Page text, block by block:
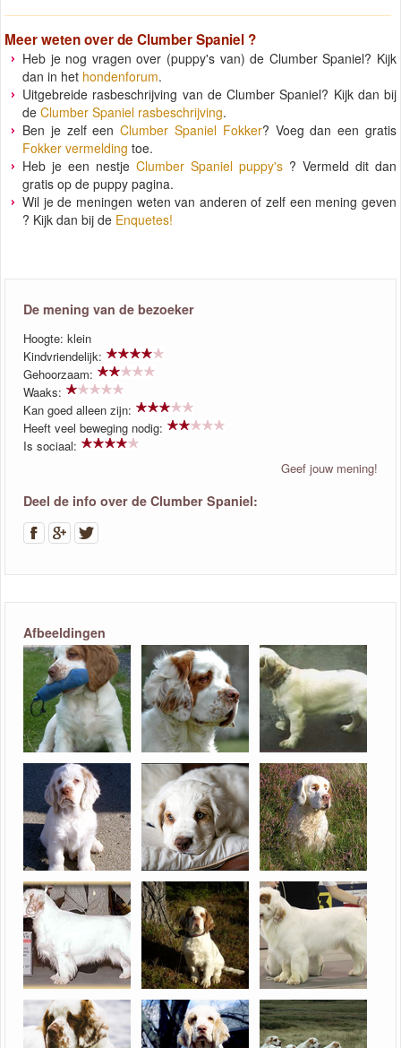
Meer weten over de Clumber Spaniel ?
Heb je nog vragen over (puppy's van) de Clumber Spaniel? Kijk
dan in het hondenforum.
Uitgebreide rasbeschrijving van de Clumber Spaniel? Kijk dan bij
de Clumber Spaniel rasbeschrijving.
Ben je zelf eenClumber Spaniel Fokker? Voeg dan een gratis
Fokker vermelding toe.
Heb je een nestje Clumber Spaniel puppy's ? Vermeld dit dan
gratis op de puppy pagina.
Wil je de meningen weten van anderen of zelf een mening geven
? Kijk dan bij de Enquetes!
De mening van de bezoeker
Hoogte: klein
Kindvriendelijk:
Gehoorzaam:
Waaks:
Kan goed alleen zijn:
Heeft veel beweging nodig:
Is sociaal:
Geef jouw mening!
Deel de info over de Clumber Spaniel:
Afbeeldingen